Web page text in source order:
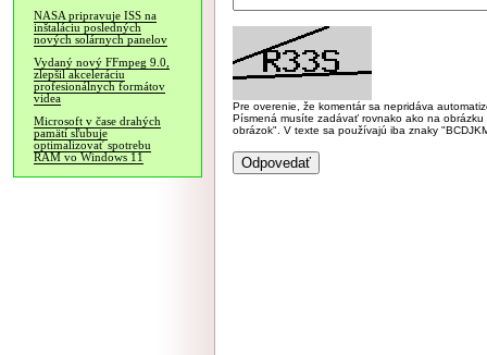
NASA pripravuje ISS na
inštaláciu posledných
nových solárnych panelov
Vydaný nový FFmpeg 9.0,
zlepšil akceleráciu
profesionálnych formátov
videa
Microsoft v čase drahých
pamätí sľubuje
optimalizovať spotrebu
RAM vo Windows 11
Pre overenie, že komentár sa nepridáva
Písmená musíte zadávať rovnako ako na
obrázok". V texte sa používajú iba znaky